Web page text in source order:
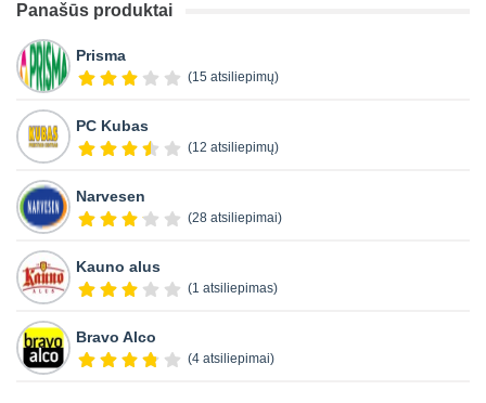
Panašūs produktai
Prisma
(15 atsiliepimų)
PC Kubas
(12 atsiliepimų)
Narvesen
(28 atsiliepimai)
Kauno alus
(1 atsiliepimas)
Bravo Alco
(4 atsiliepimai)